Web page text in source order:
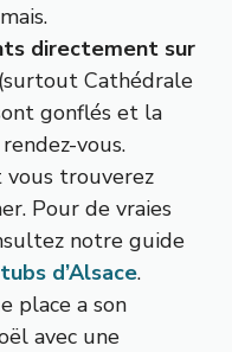
directement sur
(surtout Cathédrale
gonflés et la
vous.
vous trouverez
Pour de vraies
notre guide
d’Alsace.
place a son
avec une